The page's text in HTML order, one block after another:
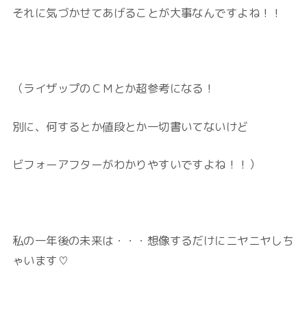
それに気づかせてあげることが大事なんですよね！！
（ライザップのＣＭとか超参考になる！
別に、何するとか値段とか一切書いてないけど
ビフォーアフターがわかりやすいですよね！！）
私の一年後の未来は・・・想像するだけにニヤニヤしち
ゃいます♡